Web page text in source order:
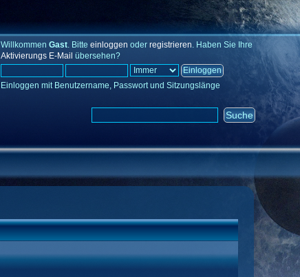
Willkommen Gast. Bitte einloggen oder registrieren. Haben Sie Ihre
Aktivierungs E-Mail übersehen?
Einloggen mit Benutzername, Passwort und Sitzungslänge